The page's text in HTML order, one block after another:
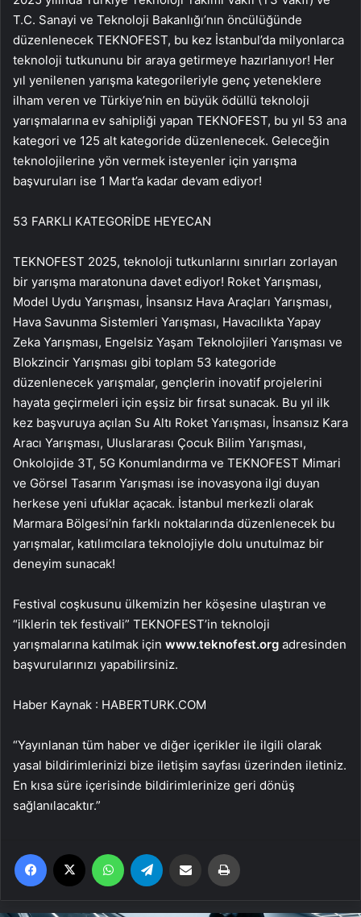
T.C. Sanayi ve Teknoloji Bakanlığı’nın öncülüğünde
düzenlenecek TEKNOFEST, bu kez İstanbul’da milyonlarca
teknoloji tutkununu bir araya getirmeye hazırlanıyor! Her
yıl yenilenen yarışma kategorileriyle genç yeteneklere
ilham veren ve Türkiye’nin en büyük ödüllü teknoloji
yarışmalarına ev sahipliği yapan TEKNOFEST, bu yıl 53 ana
kategori ve 125 alt kategoride düzenlenecek. Geleceğin
teknolojilerine yön vermek isteyenler için yarışma
başvuruları ise 1 Mart’a kadar devam ediyor!
53 FARKLI KATEGORİDE HEYECAN
TEKNOFEST 2025, teknoloji tutkunlarını sınırları zorlayan
bir yarışma maratonuna davet ediyor! Roket Yarışması,
Model Uydu Yarışması, İnsansız Hava Araçları Yarışması,
Hava Savunma Sistemleri Yarışması, Havacılıkta Yapay
Zeka Yarışması, Engelsiz Yaşam Teknolojileri Yarışması ve
Blokzincir Yarışması gibi toplam 53 kategoride
düzenlenecek yarışmalar, gençlerin inovatif projelerini
hayata geçirmeleri için eşsiz bir fırsat sunacak. Bu yıl ilk
kez başvuruya açılan Su Altı Roket Yarışması, İnsansız Kara
Aracı Yarışması, Uluslararası Çocuk Bilim Yarışması,
Onkolojide 3T, 5G Konumlandırma ve TEKNOFEST Mimari
ve Görsel Tasarım Yarışması ise inovasyona ilgi duyan
herkese yeni ufuklar açacak. İstanbul merkezli olarak
Marmara Bölgesi’nin farklı noktalarında düzenlenecek bu
yarışmalar, katılımcılara teknolojiyle dolu unutulmaz bir
deneyim sunacak!
Festival coşkusunu ülkemizin her köşesine ulaştıran ve
“ilklerin tek festivali” TEKNOFEST’in teknoloji
yarışmalarına katılmak için www.teknofest.org adresinden
başvurularınızı yapabilirsiniz.
Haber Kaynak : HABERTURK.COM
“Yayınlanan tüm haber ve diğer içerikler ile ilgili olarak
yasal bildirimlerinizi bize iletişim sayfası üzerinden iletiniz.
En kısa süre içerisinde bildirimlerinize geri dönüş
sağlanılacaktır.”
Facebook WhatsApp Email'den paylaş